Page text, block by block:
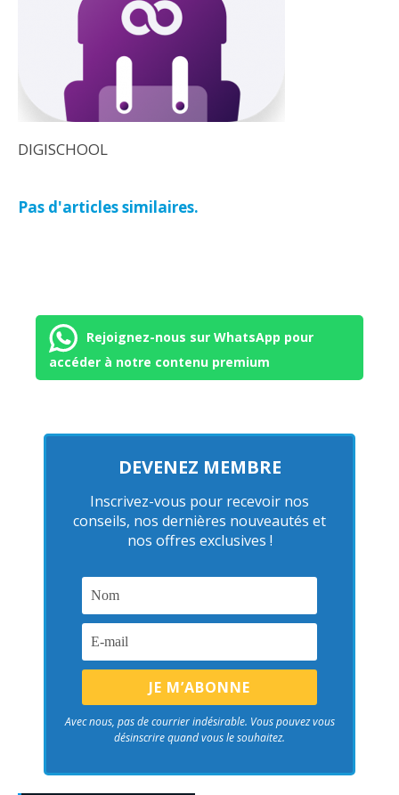
DIGISCHOOL
Pas d'articles similaires.
Rejoignez-nous sur WhatsApp pour
accéder à notre contenu premium
DEVENEZ MEMBRE
Inscrivez-vous pour recevoir nos
conseils, nos dernières nouveautés et
nos offres exclusives !
Avec nous, pas de courrier indésirable. Vous pouvez vous
désinscrire quand vous le souhaitez.